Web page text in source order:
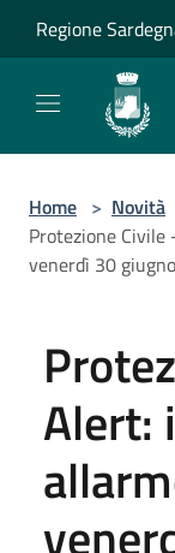
Regione
Home > Novità
Protezione
venerdì 30
Alert: